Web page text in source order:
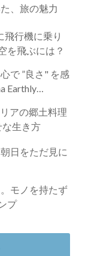
、旅の魅力
飛行機に乗り
を飛ぶには？
で ”良さ" を感
Earthly
アの郷土料理
生き方
日をただ見に
モノを持たず
プ